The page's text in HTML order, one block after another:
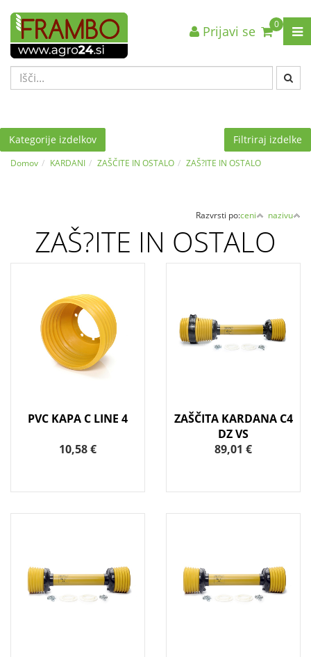
Nazaj en nivo
VRSTA 1
VRSTA 3
Nazaj en nivo
VRSTA 1
VRSTA 3
Nazaj en nivo
VRSTA 1
VRSTA 3
0
Prijavi se
Kategorije izdelkov Filtriraj izdelke
Domov KARDANI ZAŠČITE IN OSTALO ZAŠ?ITE IN OSTALO
Razvrsti po:ceni nazivu
ZAŠ?ITE IN OSTALO
PVC KAPA C LINE 4
10,58 €
ZAŠČITA KARDANA C4
DZ VS
89,01 €